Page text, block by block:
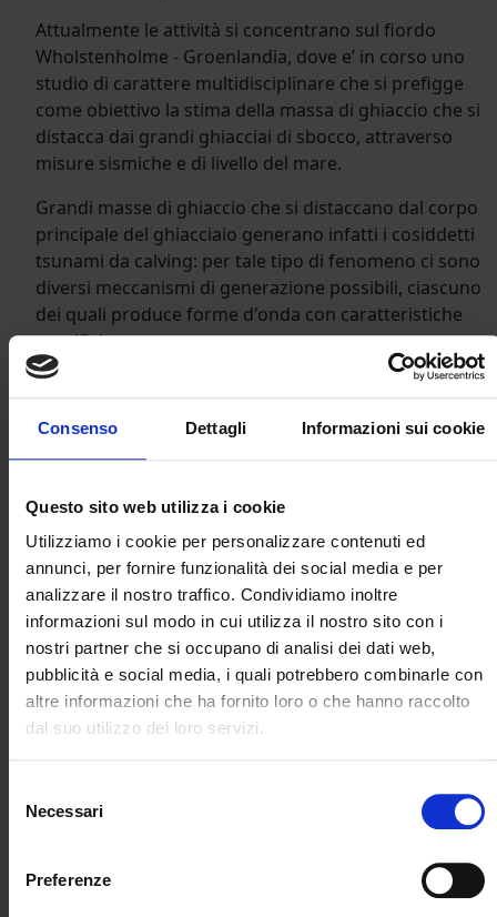
Consenso Dettagli Informazioni sui cookie
Questo sito web utilizza i cookie
Utilizziamo i cookie per personalizzare contenuti ed
annunci, per fornire funzionalità dei social media e per
analizzare il nostro traffico. Condividiamo inoltre
informazioni sul modo in cui utilizza il nostro sito con i
nostri partner che si occupano di analisi dei dati web,
pubblicità e social media, i quali potrebbero combinarle con
altre informazioni che ha fornito loro o che hanno raccolto
dal suo utilizzo dei loro servizi.
delNecessari
Preferenze
Attualmente le attività si concentrano sul fiordo
Wholstenholme - Groenlandia, dove e’ in corso uno
studio di carattere multidisciplinare che si prefigge
come obiettivo la stima della massa di ghiaccio che si
distacca dai grandi ghiacciai di sbocco, attraverso
misure sismiche e di livello del mare.
Grandi masse di ghiaccio che si distaccano dal corpo
principale del ghiacciaio generano infatti i cosiddetti
tsunami da calving: per tale tipo di fenomeno ci sono
diversi meccanismi di generazione possibili, ciascuno
dei quali produce forme d'onda con caratteristiche
specifiche.
Unendo l'analisi delle oscillazioni del livello marino con
l'interpretazione dei dati sismici, è possibile dedurre le
caratteristiche della sorgente in esame.
Articoli su Riviste Scientifiche:
02/07/2025
Ice mass discharge through the
Antarctic subglacial hydrographic
We analyse seismic time series collected during
experimental campaigns in the area of the David
and 2016. We observe hundreds of repeating
seismic events, characterized by highly correlated